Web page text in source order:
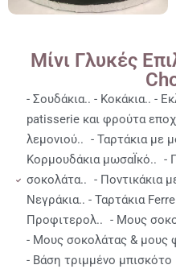
Μίνι Γλυκές
- Σουδάκια.. - Κοκάκια.. -
patisserie και φρούτα
λεμονιού.. - Ταρτάκια με
Κορμουδάκια μωσαΪκό.. -
σοκολάτα.. - Ποντικάκια
Νεγράκια.. - Ταρτάκια
Προφιτερολ.. - Μους
- Μους σοκολάτας & μους
- Βάση τριμμένο